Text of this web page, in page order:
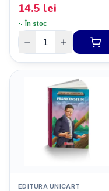
14.5 lei
În stoc
EDITURA UNICART